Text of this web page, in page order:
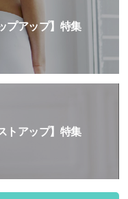
プアップ】特集
トアップ】特集